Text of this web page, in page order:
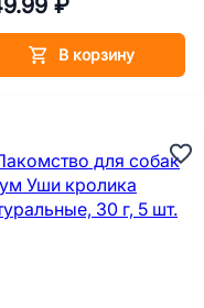
₽
В корзину